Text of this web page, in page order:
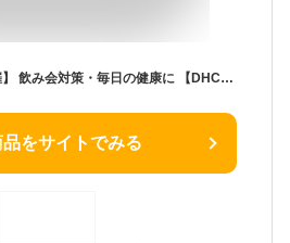
【店内P最大18倍以上開催】 飲み会対策・毎日の健康に 【DHC直販】肝臓エキス＋オルニチン 30日分 | dhc サプリメント サプリ アミノ酸 亜鉛 しじみ 肝臓 お酒 酒 シジミ しじみエキス 粒 飲み会 肝機能 活力 生活習慣 二日酔い オルニチン しじみサプリメント アルコール
をサイトでみる